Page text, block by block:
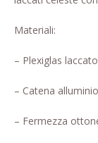
Materiali:
– Plexiglas
– Catena
– Fermezza